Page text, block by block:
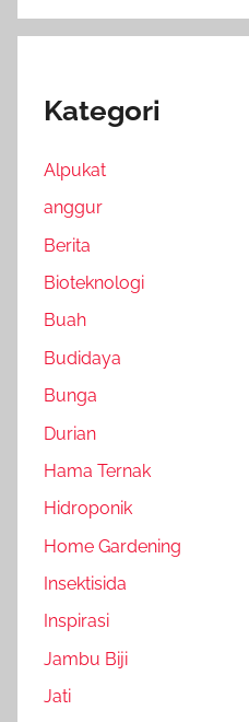
Kategori
Alpukat
anggur
Berita
Bioteknologi
Buah
Budidaya
Bunga
Durian
Hama Ternak
Hidroponik
Home Gardening
Insektisida
Inspirasi
Jambu Biji
Jati